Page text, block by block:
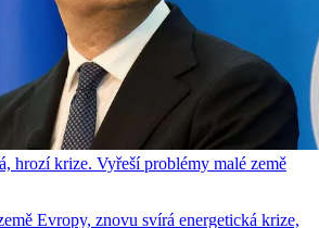
hrozí krize. Vyřeší problémy malé země
Evropy, znovu svírá energetická krize,